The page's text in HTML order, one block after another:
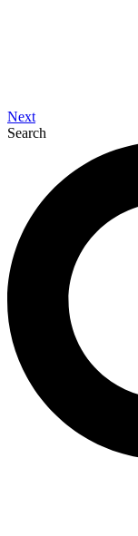
Next
Search